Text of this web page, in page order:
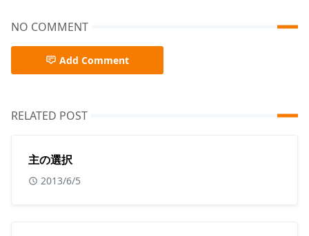
NO COMMENT
Add Comment
RELATED POST
主の選択
2013/6/5